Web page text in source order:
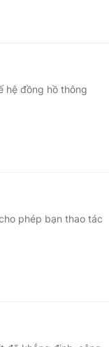
hệ đồng hồ thông
phép bạn thao tác